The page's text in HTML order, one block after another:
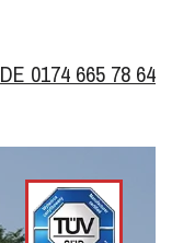
DE 0174 665 78 64